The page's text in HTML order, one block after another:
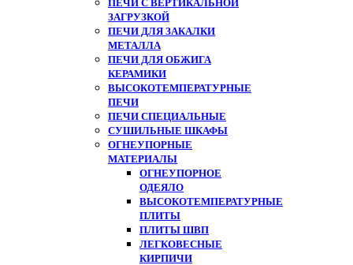
ПЕЧИ С ВЕРТИКАЛЬНОЙ
ЗАГРУЗКОЙ
ПЕЧИ ДЛЯ ЗАКАЛКИ
МЕТАЛЛА
ПЕЧИ ДЛЯ ОБЖИГА
КЕРАМИКИ
ВЫСОКОТЕМПЕРАТУРНЫЕ
ПЕЧИ
ПЕЧИ СПЕЦИАЛЬНЫЕ
СУШИЛЬНЫЕ ШКАФЫ
ОГНЕУПОРНЫЕ
МАТЕРИАЛЫ
ОГНЕУПОРНОЕ
ОДЕЯЛО
ВЫСОКОТЕМПЕРАТУРНЫЕ
ПЛИТЫ
ПЛИТЫ ШВП
ЛЕГКОВЕСНЫЕ
КИРПИЧИ